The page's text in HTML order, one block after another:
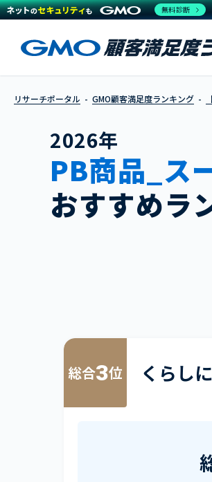
リサーチポータル GMO顧客満足度ランキング
2026年
PB商品_ス
おすすめラ
総合3位 くらし
無料診断